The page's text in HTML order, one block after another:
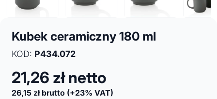
Kubek ceramiczny 180 ml
KOD: P434.072
21,26 zł netto
26,15 zł brutto (+23% VAT)